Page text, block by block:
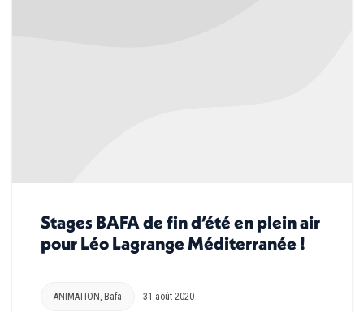
Stages BAFA de fin d’été en plein air
pour Léo Lagrange Méditerranée !
ANIMATION , Bafa 31 août 2020